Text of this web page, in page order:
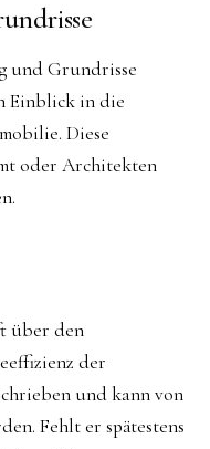
und Grundrisse
Einblick in die
Diese
oder Architekten
über den
der
und kann von
Fehlt er spätestens